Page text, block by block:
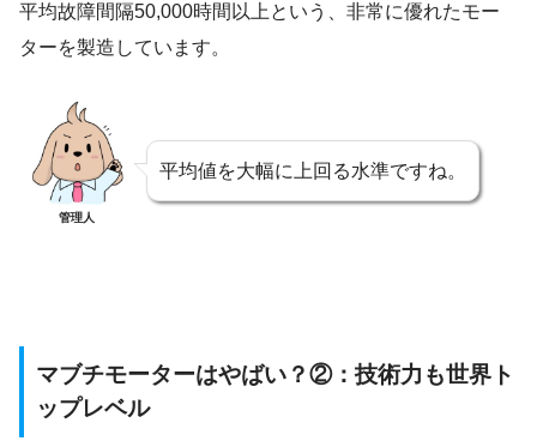
平均故障間隔50,000時間以上という、非常に優れたモー
ターを製造しています。
管理人
平均値を大幅に上回る水準ですね。
マブチモーターはやばい？②：技術力も世界ト
ップレベル